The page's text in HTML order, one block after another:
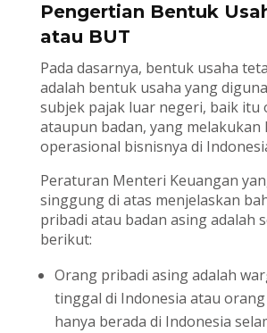
Pengertian Bentuk
atau BUT
Pada dasarnya, bentuk usaha
adalah bentuk usaha yang
subjek pajak luar negeri, baik itu
ataupun badan, yang melakukan
operasional bisnisnya di
Peraturan Menteri Keuangan
singgung di atas menjelaskan
pribadi atau badan asing adalah
berikut:
Orang pribadi asing adalah
tinggal di Indonesia atau
hanya berada di Indonesia